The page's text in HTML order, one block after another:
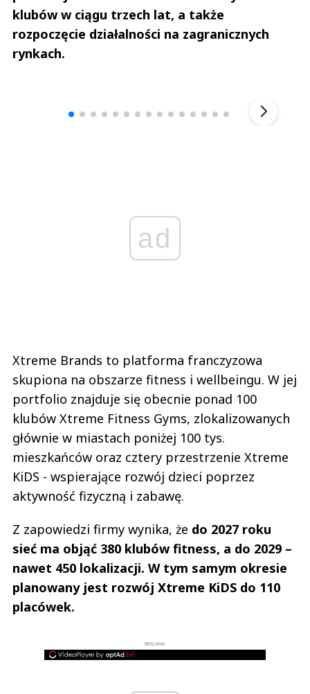
klubów w ciągu trzech lat, a także
rozpoczęcie działalności na zagranicznych
rynkach.
ad
Xtreme Brands to platforma franczyzowa
skupiona na obszarze fitness i wellbeingu. W jej
portfolio znajduje się obecnie ponad 100
klubów Xtreme Fitness Gyms, zlokalizowanych
głównie w miastach poniżej 100 tys.
mieszkańców oraz cztery przestrzenie Xtreme
KiDS - wspierające rozwój dzieci poprzez
aktywność fizyczną i zabawę.
Z zapowiedzi firmy wynika, że do 2027 roku
sieć ma objąć 380 klubów fitness, a do 2029 –
nawet 450 lokalizacji. W tym samym okresie
planowany jest rozwój Xtreme KiDS do 110
placówek.
REKLAMA